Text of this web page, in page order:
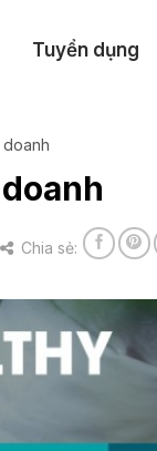
Tuyển dụng
Chia sẻ: